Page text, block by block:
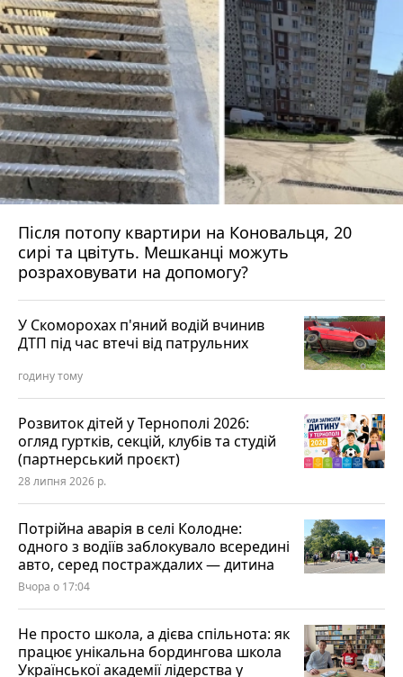
Після потопу квартири на Коновальця, 20
сирі та цвітуть. Мешканці можуть
розраховувати на допомогу?
У Скоморохах п'яний водій вчинив
ДТП під час втечі від патрульних
годину тому
Розвиток дітей у Тернополі 2026:
огляд гуртків, секцій, клубів та студій
(партнерський проєкт)
28 липня 2026 р.
Потрійна аварія в селі Колодне:
одного з водіїв заблокувало всередині
авто, серед постраждалих — дитина
Вчора о 17:04
Не просто школа, а дієва спільнота: як
працює унікальна бордингова школа
Української академії лідерства у